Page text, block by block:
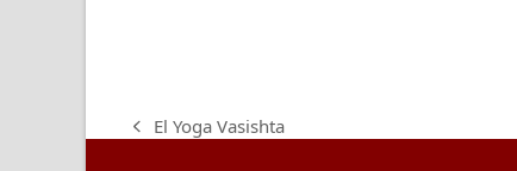
previous
El Yoga Vasishta